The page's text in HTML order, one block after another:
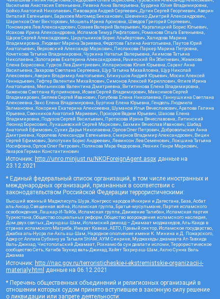
Васильева Анастасия Евгеньевна, Ривина Анна Валерьевна, Бурдина Юлия Владимировна,
Бойко Анатолий Николаевич, Пивоваров Андрей Сергеевич, Дугин Сергей Георгиевич, Аверин
Виталий Евгеньевич, Барахоев Магомед Бекханович, Шевченко Дмитрий Александрович,
Шарипков Олег Викторович, Мошель Ирина Ароновна, Шведов Григорий Сергеевич,
Пономарев Лев Александрович, Созаев Валерий Валерьевич, Каргалицкий Борис Юльевич,
Исакова Ирина Александровна, Исламов Тимур Рифгатович, Романова Ольга Евгеньевна,
Щаров Сергей Алексадрович, Цирульников Борис Альбертович, Халидова Марина
Владимировна, Людевиг Марина Зариевна, Федотова Галина Анатольевна, Паутов Юрий
Анатольевич, Верховский Александр Маркович, Пислакова-Паркер Марина Петровна,
Кочеткова Татьяна Владимировна, Чуркина Наталья Валерьевна, Акимова Татьяна
Николаевна, Золотарева Екатерина Александровна, Рачинский Ян Збигневич, Жемкова
Елена Борисовна, Гудков Лев Дмитриевич, Илларионова Юлия Юрьевна, Саранг Анна
Васильевна, Захарова Светлана Сергеевна, Щур Татьяна Михайловна, Щур Николай
Алексеевич, Аверин Владимир Анатольевич, Блинушов Андрей Юрьевич, Мосин Алексей
Геннадьевич, Гефтер Валентин Михайлович, Симонов Алексей Кириллович, Флиге Ирина
Анатольевна, Мельникова Валентина Дмитриевна, Вититинова Елена Владимировна,
Баженова Светлана Куприяновна, Исаев Сергей Владимирович, Максимов Сергей
Владимирович, Беляев Сергей Иванович, Голубева Елена Николаевна, Ганнушкина Светлана
Алексеевна, Закс Елена Владимировна, Буртина Елена Юрьевна, Гендель Людмила
Залмановна, Кокорина Екатерина Алексеевна, Шуманов Илья Вячеславович, Арапова Галина
Юрьевна, Свечников Анатолий Мариевич, Прохоров Вадим Юрьевич, Шахова Елена
Владимировна, Подузов Сергей Васильевич, Протасова Ирина Вячеславовна, Литинский
Леонид Борисович, Лукашевский Сергей Маркович, Бахмин Вячеслав Иванович, Шабад
Анатолий Ефимович, Сухих Дарья Николаевна, Орлов Олег Петрович, Добровольская Анна
Дмитриевна, Королева Александра Евгеньевна, Смирнов Владимир Александрович, Вицин
Сергей Ефимович, Золотухин Борис Андреевич, Левинсон Лев Семенович, Локшина Татьяна
Иосифовна, Орлов Олег Петрович, Полякова Мара Федоровна, Резник Генри Маркович,
Захаров Герман Константинович
Источник: http://unro.minjust.ru/NKOForeignAgent.aspx данные на
23.12.2021
* Единый федеральный список организаций, в том числе иностранных и
международных организаций, признанных в соответствии с
законодательством Российской Федерации террористическими:
Высший военный Маджлисуль Шура, Конгресс народов Ичкерии и Дагестана, База, Асбат
аль-Ансар, Священная война, Исламская группа, Братья-мусульмане, Партия исламского
освобождения, Лашкар-И-Тайба, Исламская группа, Движение Талибан, Исламская партия
Туркестана, Общество социальных реформ, Общество возрождения исламского наследия,
Дом двух святых, Джунд аш-Шам, Исламский джихад – Джамаат моджахедов, Аль-Каида в
странах исламского Магриба, Имарат Кавказ, АБТО, Правый сектор, Исламское государство,
Джабха аль-Нусра ли-Ахль аш-Шам, Народное ополчение имени К. Минина и Д. Пожарского,
Аджр от Аллаха Субхану уа Тагьаля SHAM, АУМ Синрике, Муджахеды джамаата Ат-Тавхида
Валь-Джихад, Чистопольский Джамаат, Рохнамо ба суи давлати исломи, Террористическое
сообщество Сеть, Катиба Таухид валь-Джихад, Хайят Тахрир аш-Шам, Ахлю Сунна Валь
Джамаа
Источник: http://nac.gov.ru/terroristicheskie-i-ekstremistskie-organizacii-i-
materialy.html данные на 06.12.2021
* Перечень общественных объединений и религиозных организаций в
отношении которых судом принято вступившее в законную силу решение
о ликвидации или запрете деятельности: